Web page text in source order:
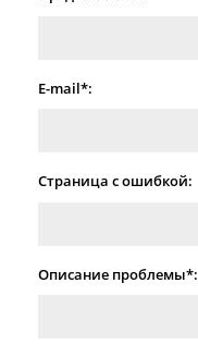
E-mail*:
Страница с ошибкой:
Описание проблемы*: